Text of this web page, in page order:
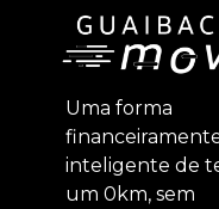
Uma forma
inteligente de
um 0km, sem